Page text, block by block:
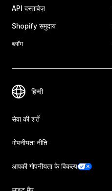
API दस्तावेज़
Shopify समुदाय
ब्लॉग
सेवा की शर्तें
गोपनीयता नीति
आपकी गोपनीयता के विकल्प